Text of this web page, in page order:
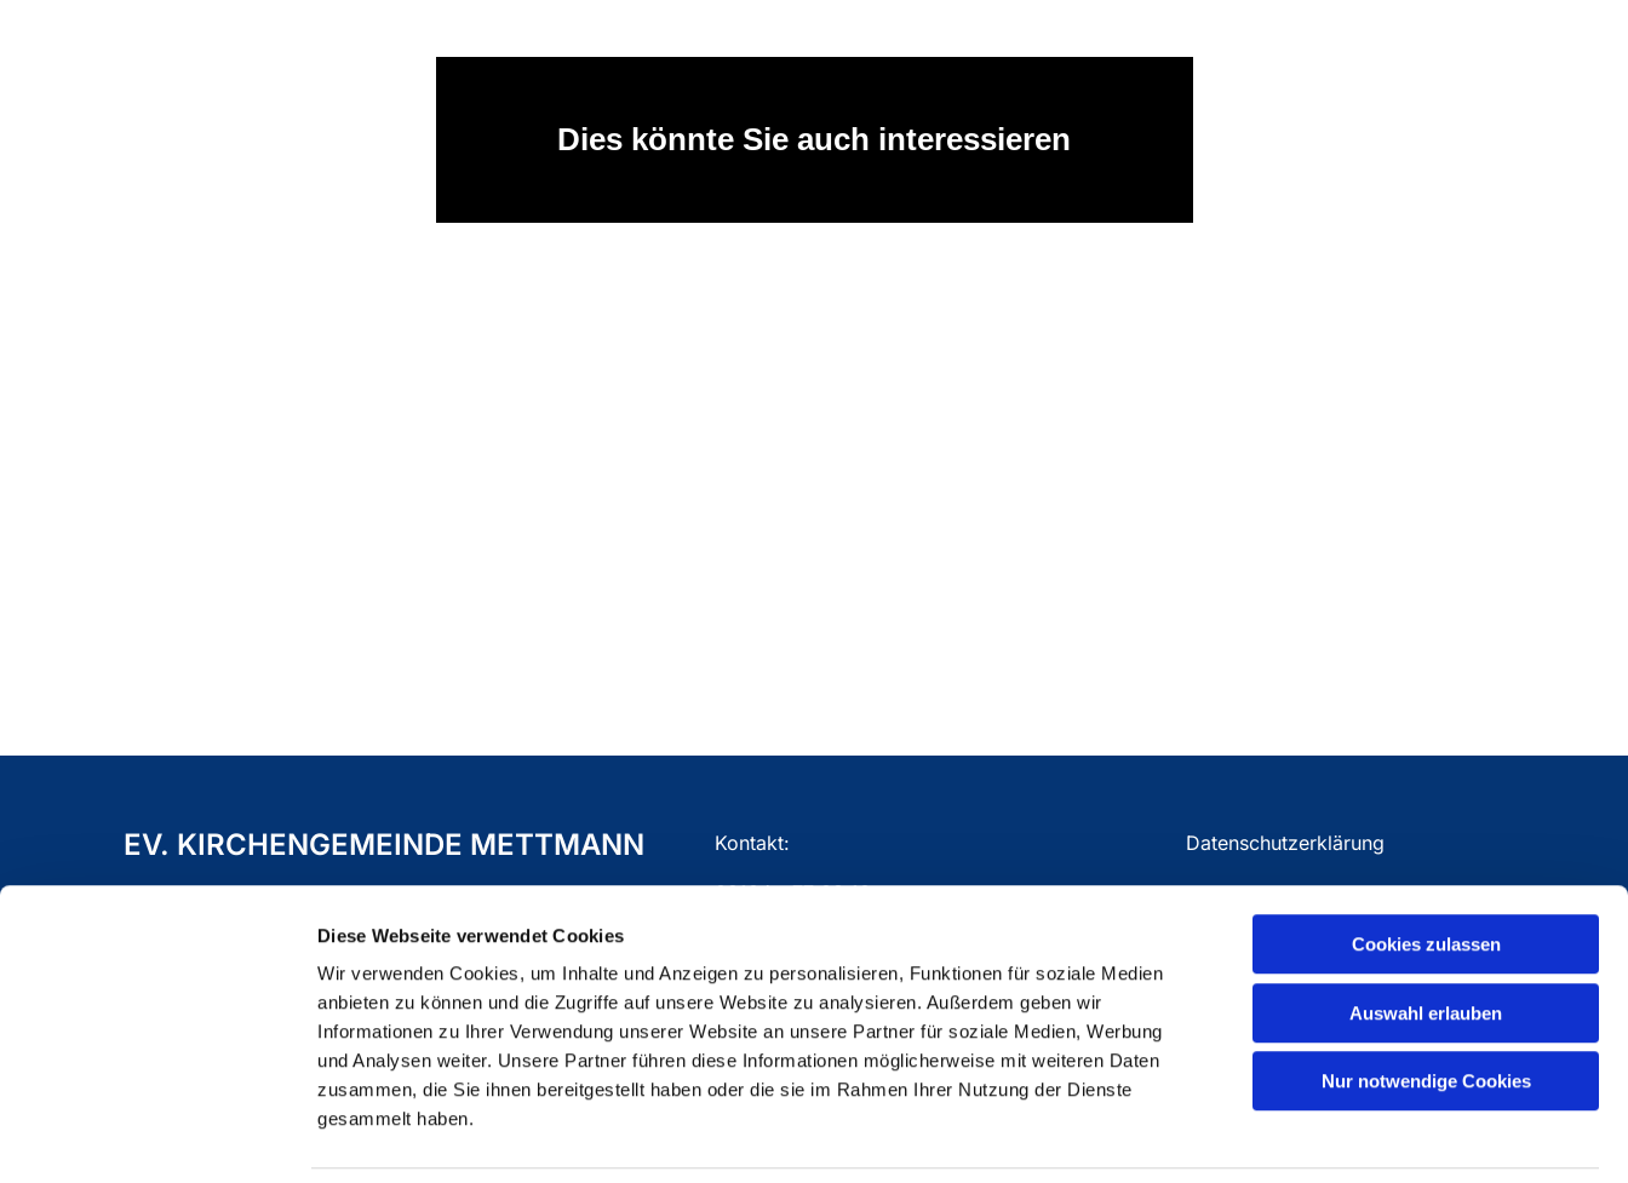
Diese Webseite verwendet Cookies
Wir verwenden Cookies, um Inhalte und Anzeigen zu personalisieren, Funktionen für soziale Medien
anbieten zu können und die Zugriffe auf unsere Website zu analysieren. Außerdem geben wir
Informationen zu Ihrer Verwendung unserer Website an unsere Partner für soziale Medien, Werbung
und Analysen weiter. Unsere Partner führen diese Informationen möglicherweise mit weiteren Daten
zusammen, die Sie ihnen bereitgestellt haben oder die sie im Rahmen Ihrer Nutzung der Dienste
gesammelt haben.
Cookies zulassen
Auswahl erlauben
Nur notwendige Cookies
Dies könnte Sie auch interessieren
EV. KIRCHENGEMEINDE METTMANN Kontakt:
02104 - 77 03 10
Datenschutzerklärung
Impressum
ChurchDesk-Login